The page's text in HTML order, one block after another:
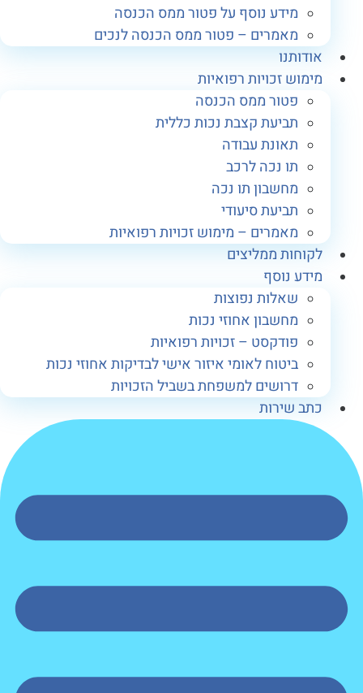
מידע נוסף על פטור ממס הכנסה
מאמרים – פטור ממס הכנסה לנכים
זכויות רפואיות
פטור ממס הכנסה
תביעת קצבת נכות כללית
תאונת עבודה
תו נכה לרכב
מחשבון תו נכה
תביעת סיעודי
מאמרים – מימוש זכויות רפואיות
ממליצים
נוסף
שאלות נפוצות
מחשבון אחוזי נכות
פודקסט – זכויות רפואיות
ביטוח לאומי איזור אישי לבדיקות אחוזי נכות
דרושים למשפחת בשביל הזכויות
שירות